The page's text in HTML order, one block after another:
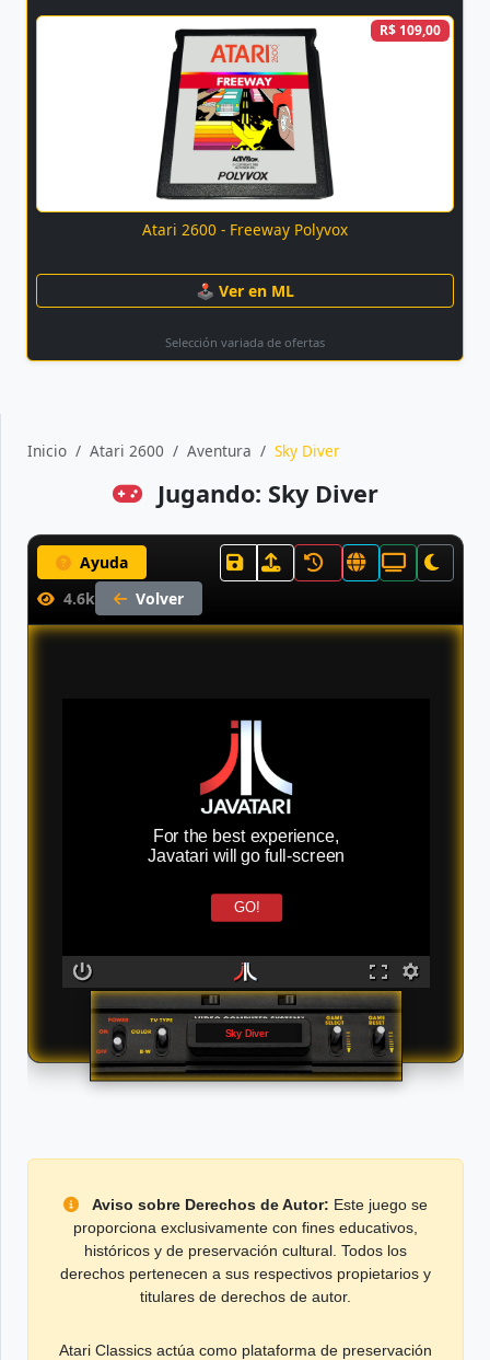
R$ 109,00
Atari 2600 - Freeway Polyvox
🕹 Ver en ML
Selección variada de ofertas
Inicio Atari 2600 Aventura Sky Diver
Jugando: Sky Diver
Ayuda
4.6k
Volver
For the best experience,
Javatari will go full-screen
GO!
Sky Diver
Aviso sobre Derechos de Autor: Este juego se
proporciona exclusivamente con fines educativos,
históricos y de preservación cultural. Todos los
derechos pertenecen a sus respectivos propietarios y
titulares de derechos de autor.
Atari Classics actúa como plataforma de preservación